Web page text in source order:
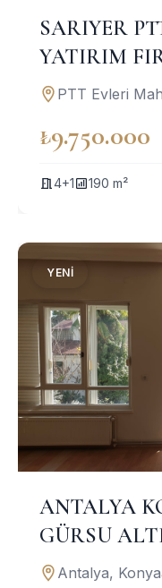
SARIYER
YATIRIM
PTT Evleri
₺9.750.000
4+1 190 m²
YENI
ANTALYA
GÜRSU
Antalya,